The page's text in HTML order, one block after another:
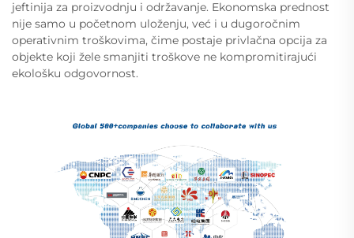
jeftinija za proizvodnju i održavanje. Ekonomska prednost
nije samo u početnom uloženju, već i u dugoročnim
operativnim troškovima, čime postaje privlačna opcija za
objekte koji žele smanjiti troškove ne kompromitirajući
ekološku odgovornost.